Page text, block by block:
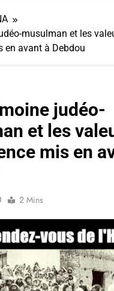
musulman et les
en avant à Debdou
judéo-
et les
mis en
2 Mins